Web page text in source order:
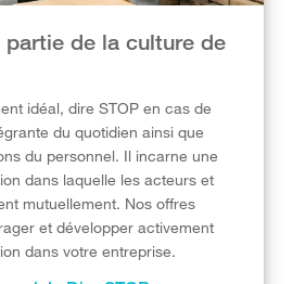
partie de la culture de
idéal, dire STOP en cas de
du quotidien ainsi que
du personnel. Il incarne une
dans laquelle les acteurs et
mutuellement. Nos offres
et développer activement
dans votre entreprise.